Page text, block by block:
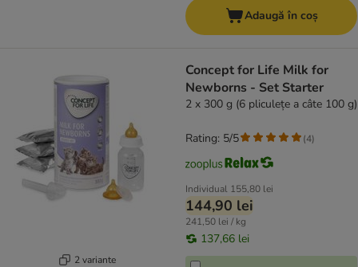
Adaugă în coș
2 variante
Concept for Life Milk for
Newborns - Set Starter
2 x 300 g (6 pliculețe a câte 100 g)
Individual 155,80 lei
144,90 lei
241,50 lei / kg
137,66 lei
Rating: 5/5 (4)